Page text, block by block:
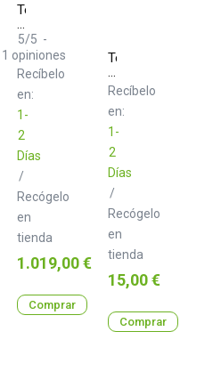
Teenage
Engineering
TX-
6
Field
Mixer
Silver
Recíbelo
en:
1-
2
Días
/
Recógelo
en
tienda
5/5 -
1 opiniones
Precio
1.019,00 €
Comprar
Teenage
Engineering
Field
Audio
Cable
3.5
mm
to
2
x
RCA
1200
mm
Recíbelo
en:
1-
2
Días
/
Recógelo
en
tienda
Precio
15,00 €
Comprar